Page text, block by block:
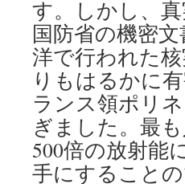
す。しかし、
国防省の機密
洋で行われた
りもはるかに
ランス領ポリ
ぎました。最
500倍の放射能
手にすること